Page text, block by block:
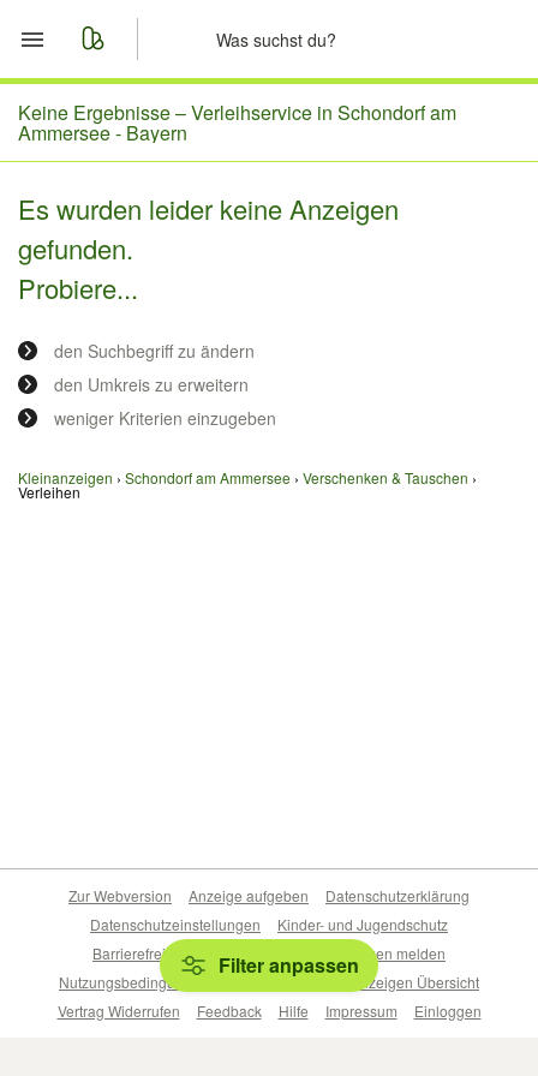
Start
Merkliste
Nachrichten
Anzeige aufgeben
Keine Ergebnisse –Verleihservice in Schondorf am
Ammersee - Bayern
Es wurden leider keine Anzeigen
gefunden.
Probiere...
den Suchbegriff zu ändern
den Umkreis zu erweitern
weniger Kriterien einzugeben
Kleinanzeigen Schondorf am Ammersee Verschenken & Tauschen
Verleihen
Filter anpassen
Zur Webversion Anzeige aufgeben
Datenschutzerklärung
Datenschutzeinstellungen
Kinder- und Jugendschutz
Barrierefreiheitserklärung
Sicherheitslücken melden
Nutzungsbedingungen
Beliebte Suchen
Anzeigen Übersicht
Vertrag Widerrufen
Feedback Hilfe Impressum Einloggen